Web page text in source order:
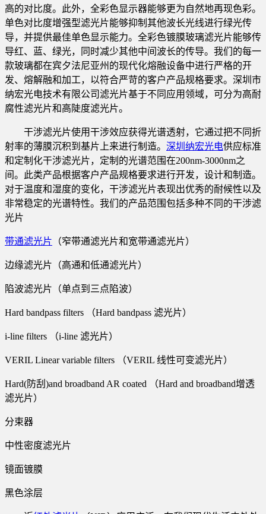
高的对比度。此外，全彩色显示器能够更为自然地再现色彩。
单色对比度增强型滤光片能够抑制其他波长光线进行绿光传
导，并提供最佳单色显示能力。全彩色镀膜玻璃滤光片能够传
导红、蓝、绿光，同时减少其他中间波长的传导。我们的每一
款玻璃都在宾夕法尼亚州的现代化熔融设备中进行严格的开
发、熔解融和加工，以符合严苛的客户产品规格要求。深圳市
纳宏光电技术有限公司滤光片基于不同应用领域，可分为高耐
腐性滤光片和高陡度滤光片。
干涉滤光片使用干涉效应获得光谱透射，它通过把不同折
射率的薄膜沉积到基片上来进行制造。 深圳纳宏光电供应标准
和定制化干涉滤光片，定制的光谱范围在200nm-3000nm之
间。此类产品根据客户产品规格要求进行开发，设计和制造。
对于温度和湿度的变化，干涉滤光片表现出优秀的耐候性以及
非常稳定的光谱特性。我们的产品范围包括多种不同的干涉滤
光片
带通滤光片 （窄带通滤光片和宽带通滤光片）
边缘滤光片（高通和低通滤光片）
陷波滤光片（单点到三点陷波）
Hard bandpass filters （Hard bandpass 滤光片）
i-line filters （i-line 滤光片）
VERIL Linear variable filters （VERIL 线性可变滤光片）
Hard(防刮)and broadband AR coated （Hard and broadband增透
滤光片）
分束器
中性密度滤光片
镜面镀膜
黑色涂层